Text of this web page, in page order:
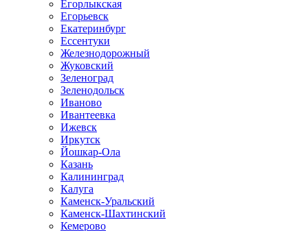
Егорлыкская
Егорьевск
Екатеринбург
Ессентуки
Железнодорожный
Жуковский
Зеленоград
Зеленодольск
Иваново
Ивантеевка
Ижевск
Иркутск
Йошкар-Ола
Казань
Калининград
Калуга
Каменск-Уральский
Каменск-Шахтинский
Кемерово